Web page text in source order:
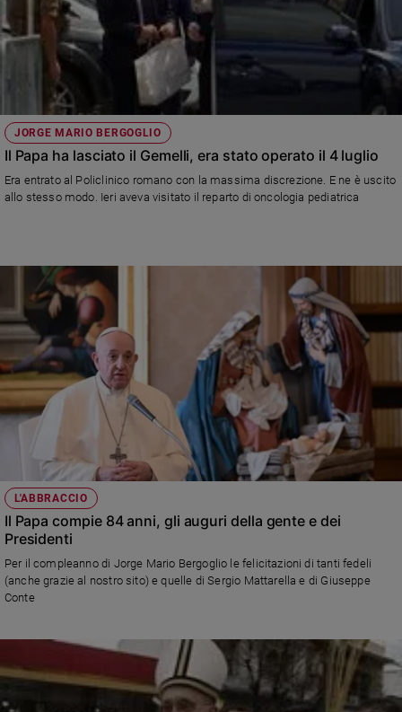
JORGE MARIO BERGOGLIO
Il Papa ha lasciato il Gemelli, era stato operato il 4 luglio
Era entrato al Policlinico romano con la massima discrezione. E ne è uscito
allo stesso modo. Ieri aveva visitato il reparto di oncologia pediatrica
L'ABBRACCIO
Il Papa compie 84 anni, gli auguri della gente e dei
Presidenti
Per il compleanno di Jorge Mario Bergoglio le felicitazioni di tanti fedeli
(anche grazie al nostro sito) e quelle di Sergio Mattarella e di Giuseppe
Conte